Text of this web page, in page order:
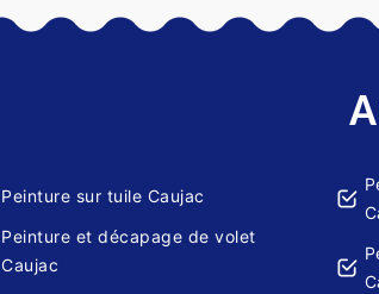
Peinture sur tuile Caujac
Peinture et décapage de volet
Caujac